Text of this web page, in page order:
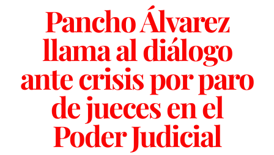
Pancho Álvarez
llama al diálogo
ante crisis por paro
de jueces en el
Poder Judicial